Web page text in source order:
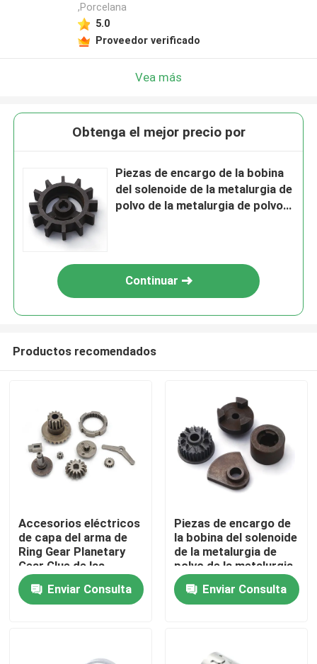
En casa.
Sobre nosotros
,Porcelana
5.0
Proveedor verificado
Vea más
Obtenga el mejor precio por
Piezas de encargo de la bobina
del solenoide de la metalurgia de
polvo de la metalurgia de polvo
Continuar
Productos recomendados
Accesorios eléctricos
de capa del arma de
Ring Gear Planetary
Gear Glue de las
herramientas del
proceso de la
metalurgia
Enviar Consulta
Piezas de encargo de
la bobina del solenoide
de la metalurgia de
polvo de la metalurgia
de polvo del
tratamiento térmico
superficial
Enviar Consulta